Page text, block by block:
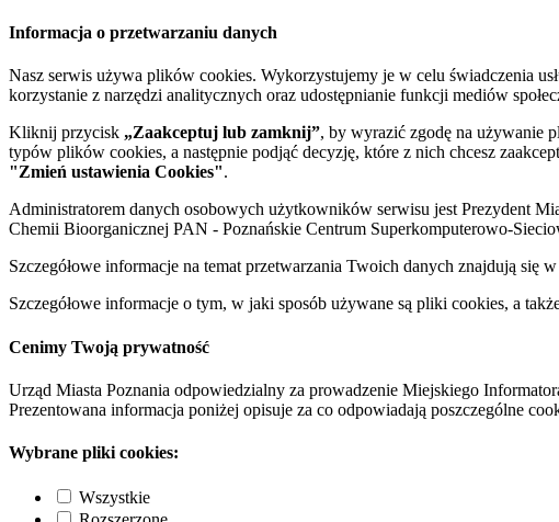
Informacja o przetwarzaniu danych
Nasz serwis używa plików cookies. Wykorzystujemy je w celu świadczenia
korzystanie z narzędzi analitycznych oraz udostępnianie funkcji mediów
Kliknij przycisk „Zaakceptuj lub zamknij”, by wyrazić zgodę na używanie
typów plików cookies, a następnie podjąć decyzję, które z nich chcesz
"Zmień ustawienia Cookies".
Administratorem danych osobowych użytkowników serwisu jest Prezydent
Chemii Bioorganicznej PAN - Poznańskie Centrum Superkomputerowo-
Szczegółowe informacje na temat przetwarzania Twoich danych znajdują się w
Szczegółowe informacje o tym, w jaki sposób używane są pliki cookies, a
Cenimy Twoją prywatność
Urząd Miasta Poznania odpowiedzialny za prowadzenie Miejskiego
Prezentowana informacja poniżej opisuje za co odpowiadają poszczególne
Wybrane pliki cookies:
Wszystkie